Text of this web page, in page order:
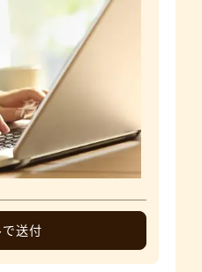
で送付